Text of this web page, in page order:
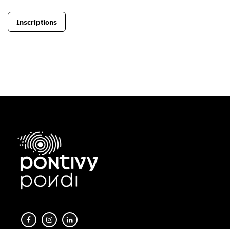
Inscriptions